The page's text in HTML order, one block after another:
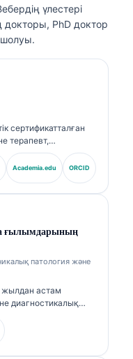
үлестері
PhD доктор
сертификатталған
терапевт,
және ЖИ-мен
талдауда 15
Kantesti AI
қатысты клиникалық
Д-р Кляйн
зертханалық
медицина
Academia.edu ORCID
ғылымдарының
патология және
жылдан астам
диагностикалық
бар, біліктілігі
Ол
мамандандырылған